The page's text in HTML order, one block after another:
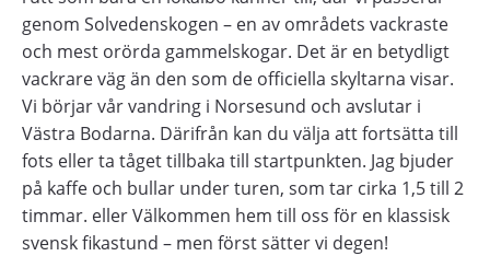
genom Solvedenskogen – en av områdets vackraste
och mest orörda gammelskogar. Det är en betydligt
vackrare väg än den som de officiella skyltarna visar.
Vi börjar vår vandring i Norsesund och avslutar i
Västra Bodarna. Därifrån kan du välja att fortsätta till
fots eller ta tåget tillbaka till startpunkten. Jag bjuder
på kaffe och bullar under turen, som tar cirka 1,5 till 2
timmar. eller Välkommen hem till oss för en klassisk
svensk fikastund – men först sätter vi degen!